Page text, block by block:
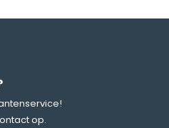
op.